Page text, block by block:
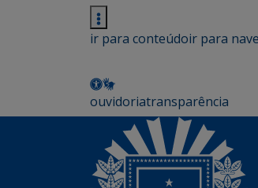
ir para conteúdoir para
ouvidoriatransparência